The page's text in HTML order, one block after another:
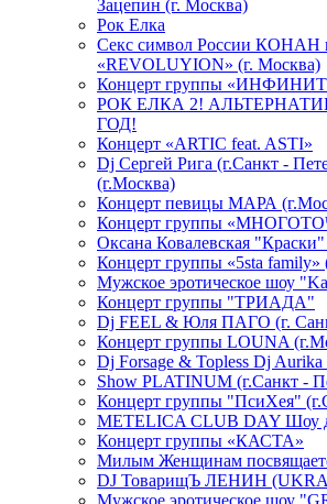
Зацепин (г. Москва)
Рок Елка
Секс символ России КОНАН
«REVOLUYION» (г. Москва)
Концерт группы
РОК ЕЛКА 2!
ГОД!
Концерт «ARTIC feat. ASTI»
Dj Сергей Рига (г.Санкт -
(г.Москва)
Концерт певицы МАРА
Концерт группы
Оксана Ковалевская
Концерт группы «5sta family»
Мужское эротическое шоу
Концерт группы "ТРИАДА"
Dj FEEL & Юля ПАГО (г.
Концерт группы LOUNA
Dj Forsage & Topless Dj
Show PLATINUM (г.Санкт -
Концерт группы "ПсиХея"
METELICA CLUB DAY Шоу
Концерт группы «КАСТА»
Милым Женщинам
DJ ТоварищЪ ЛЕНИН
Мужское эротическое шоу